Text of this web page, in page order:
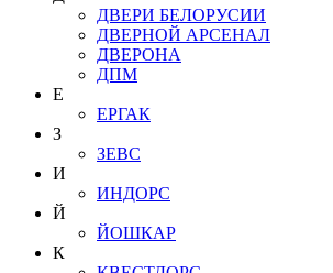
ДВЕРИ БЕЛОРУСИИ
ДВЕРНОЙ АРСЕНАЛ
ДВЕРОНА
ДПМ
Е
ЕРГАК
З
ЗЕВС
И
ИНДОРС
Й
ЙОШКАР
К